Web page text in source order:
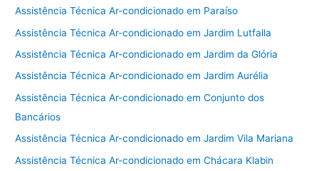
Assistência Técnica Ar-condicionado em Paraíso
Assistência Técnica Ar-condicionado em Jardim Lutfalla
Assistência Técnica Ar-condicionado em Jardim da Glória
Assistência Técnica Ar-condicionado em Jardim Aurélia
Assistência Técnica Ar-condicionado em Conjunto dos
Bancários
Assistência Técnica Ar-condicionado em Jardim Vila Mariana
Assistência Técnica Ar-condicionado em Chácara Klabin